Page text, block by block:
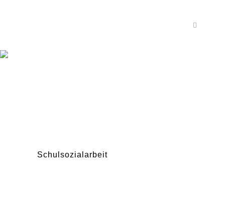
Schulsozialarbeit